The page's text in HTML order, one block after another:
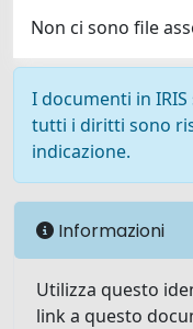
Non ci sono file
I documenti in
tutti i diritti sono
indicazione.
Informazioni
Utilizza questo
link a questo